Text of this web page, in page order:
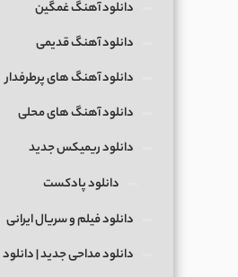
دانلود آهنگ غمگین
دانلود آهنگ قدیمی
دانلود آهنگ های پرطرفدار
دانلود آهنگ های محلی
دانلود ریمیکس جدید
دانلود پادکست
دانلود فیلم و سریال ایرانی
دانلود مداحی جدید | دانلود